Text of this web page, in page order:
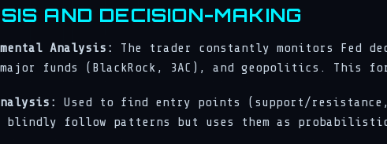
AND DECISION-MAKING
Analysis:
The trader constantly monitors Fed
funds (BlackRock, 3AC), and geopolitics. This
Used to find entry points (support/
blindly follow patterns but uses them as